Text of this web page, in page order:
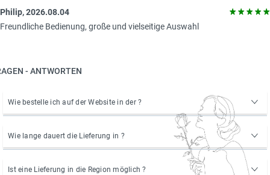
Philip, 2026.08.04
Freundliche Bedienung, große und vielseitige Auswahl
- ANTWORTEN
Wie bestelle ich auf der Website in der ?
Wie lange dauert die Lieferung in ?
Ist eine Lieferung in die Region möglich ?